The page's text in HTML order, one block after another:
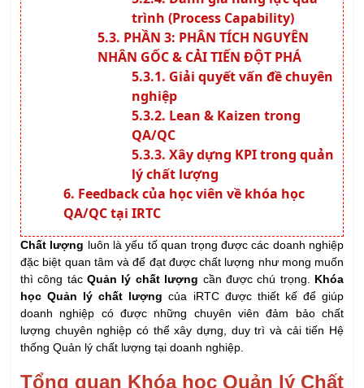
trình (Process Capability)
PHẦN 3: PHÂN TÍCH NGUYÊN
NHÂN GỐC & CẢI TIẾN ĐỘT PHÁ
Giải quyết vấn đề chuyên
nghiệp
Lean & Kaizen trong
QA/QC
Xây dựng KPI trong quản
lý chất lượng
Feedback của học viên về khóa học
QA/QC tại IRTC
Chất lượng luôn là yếu tố quan trọng được các doanh nghiệp
đặc biệt quan tâm và để đạt được chất lượng như mong muốn
thì công tácQuản lý chất lượng cần được chú trọng. Khóa
học Quản lý chất lượng của iRTC được thiết kế để giúp
doanh nghiệp có được những chuyên viên đảm bảo chất
lượng chuyên nghiệp có thể xây dựng, duy trì và cải tiến Hệ
thống Quản lý chất lượng tại doanh nghiệp.
Tổng quan Khóa học Quản lý Chất